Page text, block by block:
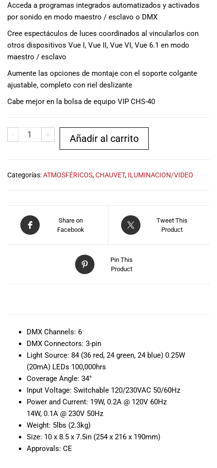
competitivos y
promociones
especiales
para nuestros
clientes. Ven a
nuestra tienda
física en Quito,
compra en
página web y
tu hogar.
Import Music
Ecuador!
Acceda a programas integrados automatizados y activados
por sonido en modo maestro / esclavo o DMX
Cree espectáculos de luces coordinados al vincularlos con
otros dispositivos Vue I, Vue II, Vue VI, Vue 6.1 en modo
maestro / esclavo
Aumente las opciones de montaje con el soporte colgante
ajustable, completo con riel deslizante
Cabe mejor en la bolsa de equipo VIP CHS-40
- + Añadir al carrito
Categorías:ATMOSFÉRICOS,CHAUVET, ILUMINACION/VIDEO
Share on
Facebook
Tweet This
Product
Pin This
Product
DMX Channels: 6
DMX Connectors: 3-pin
Light Source: 84 (36 red, 24 green, 24 blue) 0.25W
(20mA) LEDs 100,000hrs
Coverage Angle: 34°
Input Voltage: Switchable 120/230VAC 50/60Hz
Power and Current: 19W, 0.2A @ 120V 60Hz
14W, 0.1A @ 230V 50Hz
Weight: 5lbs (2.3kg)
Size: 10 x 8.5 x 7.5in (254 x 216 x 190mm)
Approvals: CE